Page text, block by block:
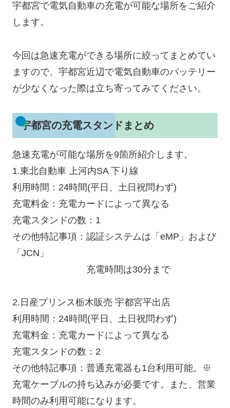
宇都宮で電気自動車の充電が可能な場所をご紹介
します。
今回は急速充電ができる場所に絞ってまとめてい
ますので、宇都宮近辺で電気自動車のバッテリー
が少なくなった際は立ち寄ってみてください。
宇都宮の充電スタンドまとめ
急速充電が可能な場所を9箇所紹介します。
1.東北自動車 上河内SA 下り線
利用時間：24時間(平日、土日祝問わず)
充電料金：充電カードによって異なる
充電スタンドの数：1
その他特記事項：認証システムは「eMP」および
「JCN」
充電時間は30分まで
2.日産プリンス栃木販売 宇都宮平出店
利用時間：24時間(平日、土日祝問わず)
充電料金：充電カードによって異なる
充電スタンドの数：2
その他特記事項：普通充電器も1台利用可能。※
充電ケーブルの持ち込みが必要です。また、営業
時間のみ利用可能になります。